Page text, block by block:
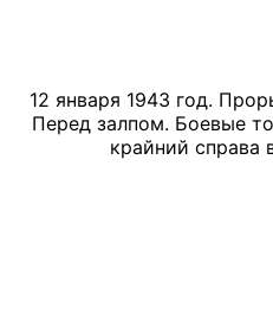
12 января 1943 год.
Перед залпом. Боевые
крайний справа